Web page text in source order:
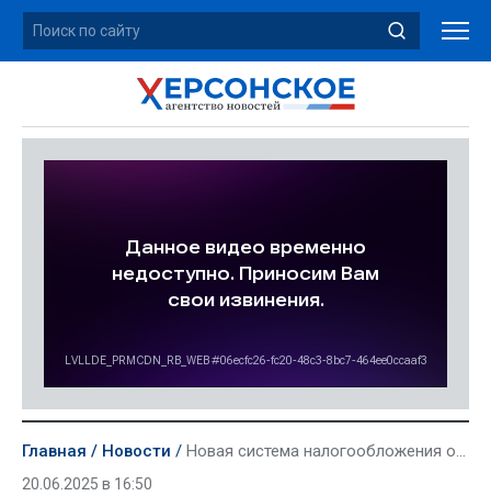
Главная Новости Новая система налогообложения общепита позволит наполнить бюджеты муниципалитетов — Путин
20.06.2025 в 16:50